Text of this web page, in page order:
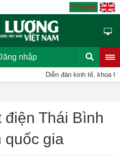
English
nhập
Diễn đàn kinh tế, khoa
điện Thái Bình
quốc gia